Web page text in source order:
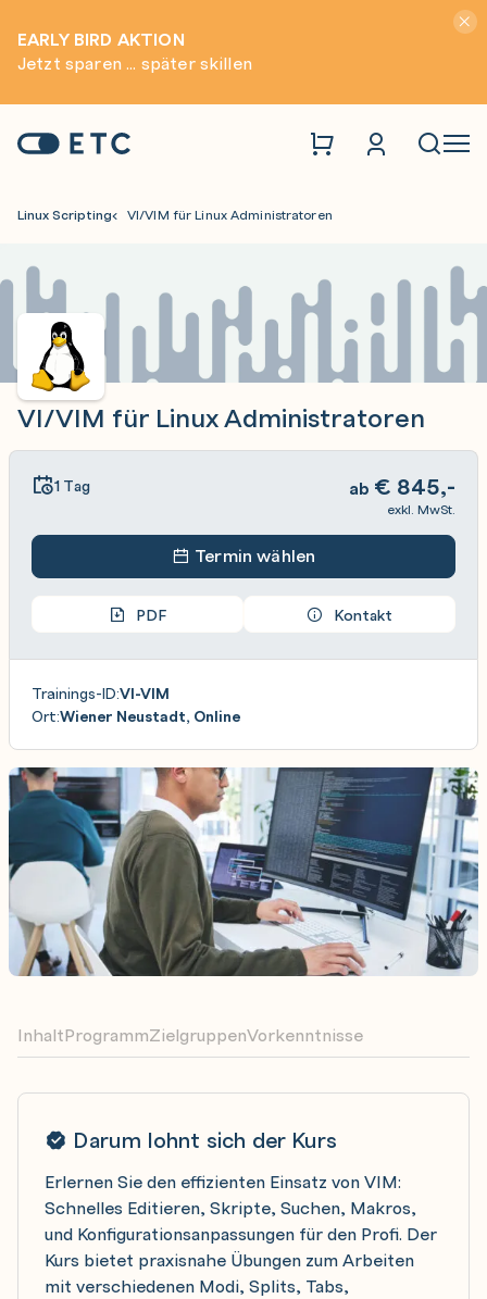
EARLY BIRD AKTION
Jetzt sparen ... später skillen
Startseite: ETC
Linux Scripting VI/VIM für Linux Administratoren
VI/VIM für Linux Administratoren
Darum lohnt sich der Kurs
Erlernen Sie den effizienten Einsatz von VIM:
Schnelles Editieren, Skripte, Suchen, Makros,
und Konfigurationsanpassungen für den Profi. Der
Kurs bietet praxisnahe Übungen zum Arbeiten
mit verschiedenen Modi, Splits, Tabs,
InhaltProgrammZielgruppenVorkenntnisse
1 Tag ab € 845,-
exkl. MwSt.
Termin wählen
PDF Kontakt
Trainings-ID:VI-VIM
Ort:Wiener Neustadt, Online